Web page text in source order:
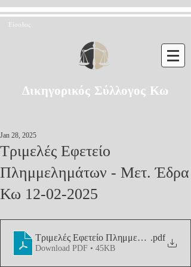
Είσοδος
Δικηγορικός Σύλλογος Κω
Τριμελές Εφετείο
Πλημμελημάτων - Μετ. Έδρα
Κω 12-02-2025
Jan 28, 2025
Τριμελές Εφετείο Πλημμελημάτων -
.pdf
Download PDF • 45KB